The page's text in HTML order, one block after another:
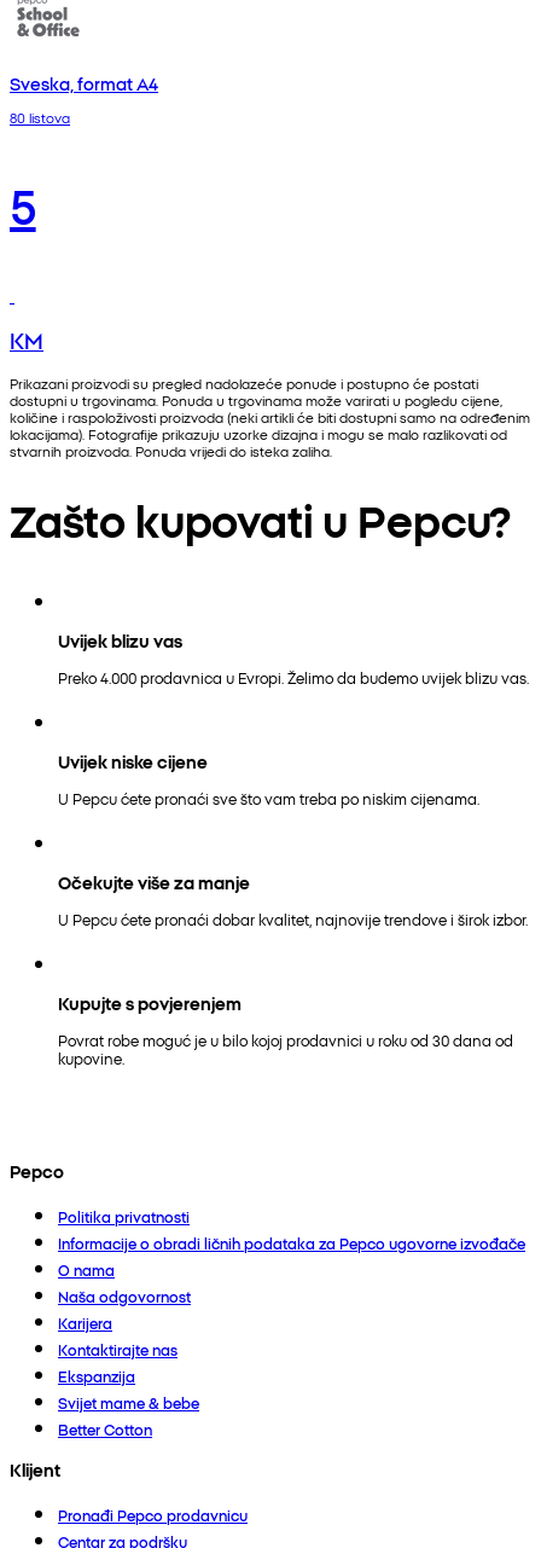
Sveska, format A4
80 listova
5
KM
Prikazani proizvodi su pregled nadolazeće ponude i postupno će postati
dostupni u trgovinama. Ponuda u trgovinama može varirati u pogledu cijene,
količine i raspoloživosti proizvoda (neki artikli će biti dostupni samo na određenim
lokacijama). Fotografije prikazuju uzorke dizajna i mogu se malo razlikovati od
stvarnih proizvoda. Ponuda vrijedi do isteka zaliha.
Zašto kupovati u Pepcu?
Uvijek blizu vas
Preko 4.000 prodavnica u Evropi. Želimo da budemo uvijek blizu vas.
Uvijek niske cijene
U Pepcu ćete pronaći sve što vam treba po niskim cijenama.
Očekujte više za manje
U Pepcu ćete pronaći dobar kvalitet, najnovije trendove i širok izbor.
Kupujte s povjerenjem
Povrat robe moguć je u bilo kojoj prodavnici u roku od 30 dana od
kupovine.
Pepco
Politika privatnosti
Informacije o obradi ličnih podataka za Pepco ugovorne izvođače
O nama
Naša odgovornost
Karijera
Kontaktirajte nas
Ekspanzija
Svijet mame & bebe
Better Cotton
Klijent
Pronađi Pepco prodavnicu
Centar za podršku